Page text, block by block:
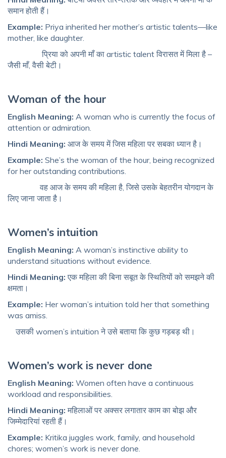
समान होती हैं।
Example: Priya inherited her mother’s artistic talents—like
mother, like daughter.
प्रिया को अपनी माँ का artistic talent विरासत में मिला है –
जैसी माँ, वैसी बेटी।
Woman of the hour
English Meaning: A woman who is currently the focus of
attention or admiration.
Hindi Meaning: आज के समय में जिस महिला पर सबका ध्यान है।
Example: She’s the woman of the hour, being recognized
for her outstanding contributions.
वह आज के समय की महिला है, जिसे उसके बेहतरीन योगदान के
लिए जाना जाता है।
Women’s intuition
English Meaning: A woman’s instinctive ability to
understand situations without evidence.
Hindi Meaning: एक महिला की बिना सबूत के स्थितियों को समझने की
क्षमता।
Example: Her woman’s intuition told her that something
was amiss.
उसकी women’s intuition ने उसे बताया कि कुछ गड़बड़ थी।
Women’s work is never done
English Meaning: Women often have a continuous
workload and responsibilities.
Hindi Meaning: महिलाओं पर अक्सर लगातार काम का बोझ और
जिम्मेदारियां रहती हैं।
Example: Kritika juggles work, family, and household
chores; women’s work is never done.